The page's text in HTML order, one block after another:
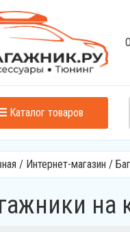
Каталог товаров
/ Интернет-магазин /
на